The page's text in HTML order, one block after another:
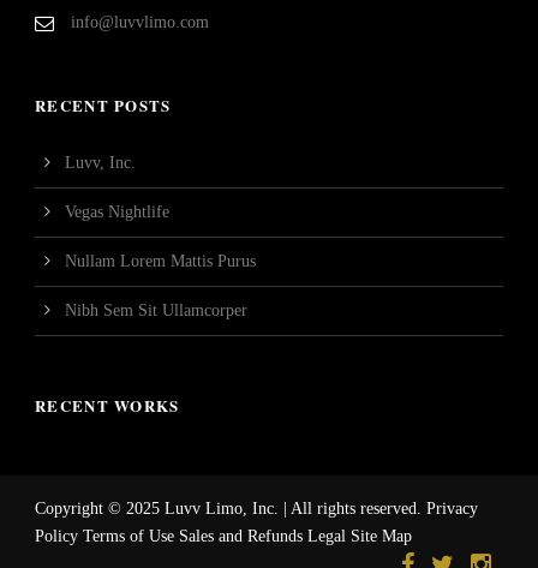
info@luvvlimo.com
RECENT POSTS
Luvv, Inc.
Vegas Nightlife
Nullam Lorem Mattis Purus
Nibh Sem Sit Ullamcorper
RECENT WORKS
Copyright © 2025 Luvv Limo, Inc. | All rights reserved. Privacy
Policy Terms of Use Sales and Refunds Legal Site Map